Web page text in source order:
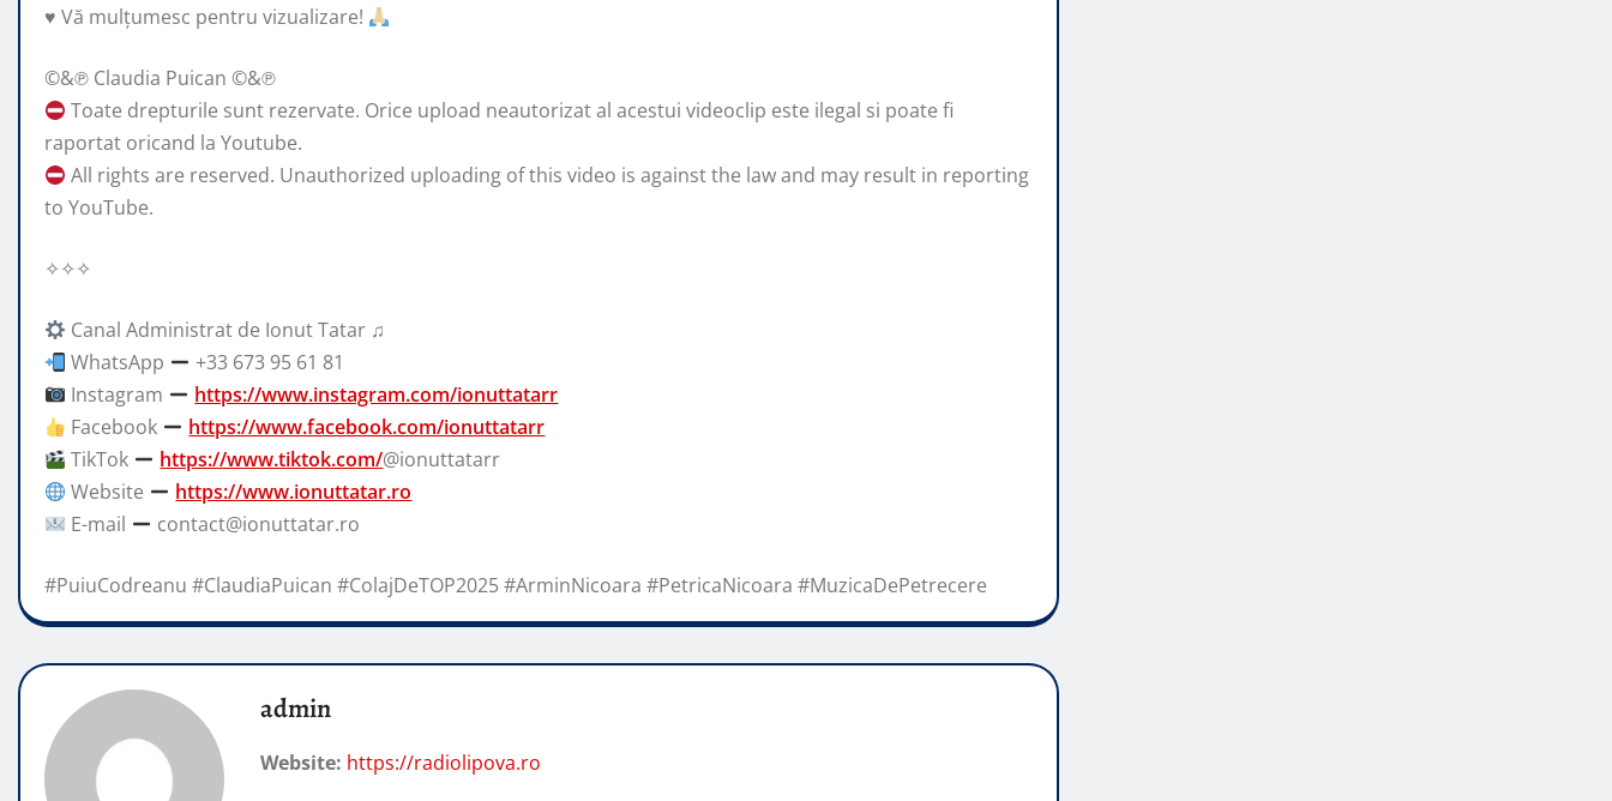
♥️ Vă mulțumesc pentru vizualizare!
©&℗ Claudia Puican ©&℗
Toate drepturile sunt rezervate. Orice upload neautorizat al acestui videoclip este ilegal si poate fi
raportat oricand la Youtube.
All rights are reserved. Unauthorized uploading of this video is against the law and may result in reporting
to YouTube.
✧✧✧
Canal Administrat de Ionut Tatar ♫
WhatsApp
+33 673 95 61 81
Instagram
https://www.instagram.com/ionuttatarr
Facebook
https://www.facebook.com/ionuttatarr
TikTok
https://www.tiktok.com/@ionuttatarr
Website
https://www.ionuttatar.ro
E-mail
contact@ionuttatar.ro
#PuiuCodreanu #ClaudiaPuican #ColajDeTOP2025 #ArminNicoara #PetricaNicoara #MuzicaDePetrecere
admin
Website: https://radiolipova.ro